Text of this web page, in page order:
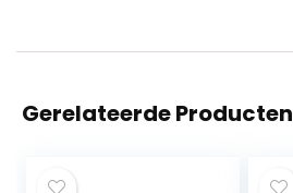
Gerelateerde Producten